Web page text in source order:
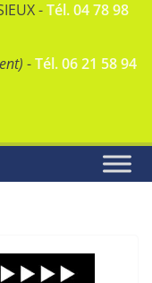
-Tél. 04 78 98
-Tél. 06 21 58 94